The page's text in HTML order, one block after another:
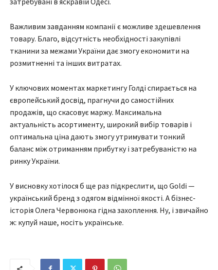
Важливим завданням компанії є можливе здешевлення
товару. Благо, відсутність необхідності закупівлі
тканини за межами України дає змогу економити на
розмитненні та інших витратах.
У ключових моментах маркетингу Голді спирається на
європейський досвід, прагнучи до самостійних
продажів, що скасовує маржу. Максимальна
актуальність асортименту, широкий вибір товарів і
оптимальна ціна дають змогу утримувати тонкий
баланс між отриманням прибутку і затребуваністю на
ринку України.
У висновку хотілося б ще раз підкреслити, що Goldi —
український бренд з одягом відмінної якості. А бізнес-
історія Олега Червонюка гідна захоплення. Ну, і звичайно
ж: купуй наше, носіть українське.